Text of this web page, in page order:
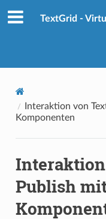
TextGrid -
Interaktion von
Komponenten
Publish